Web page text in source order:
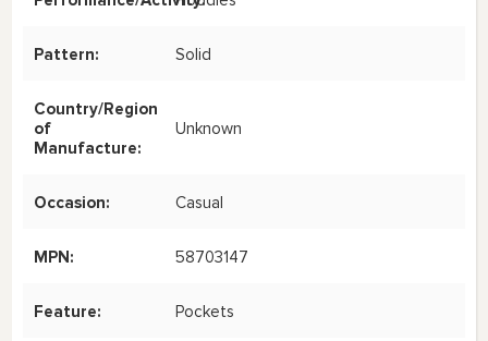
Pattern: Solid
Country/Region
of
Manufacture:
Unknown
Occasion: Casual
MPN: 58703147
Feature: Pockets